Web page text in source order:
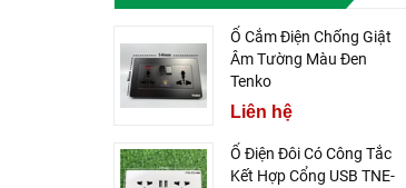
Ổ Cắm Điện Chống Giật
Âm Tường Màu Đen
Tenko
Liên hệ
Ổ Điện Đôi Có Công Tắc
Kết Hợp Cổng USB TNE-